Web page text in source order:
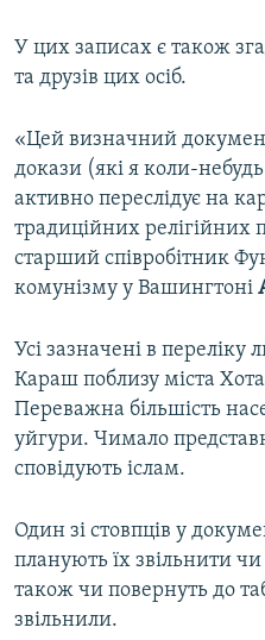
У цих записах є також
та друзів цих осіб.
«Цей визначний
докази (які я коли-
активно переслідує на
традиційних релігійних
старший співробітник
комунізму у Вашингтоні
Усі зазначені в переліку
Караш поблизу міста
Переважна більшість
уйгури. Чимало
сповідують іслам.
Один зі стовпців у
планують їх звільнити
також чи повернуть до
звільнили.